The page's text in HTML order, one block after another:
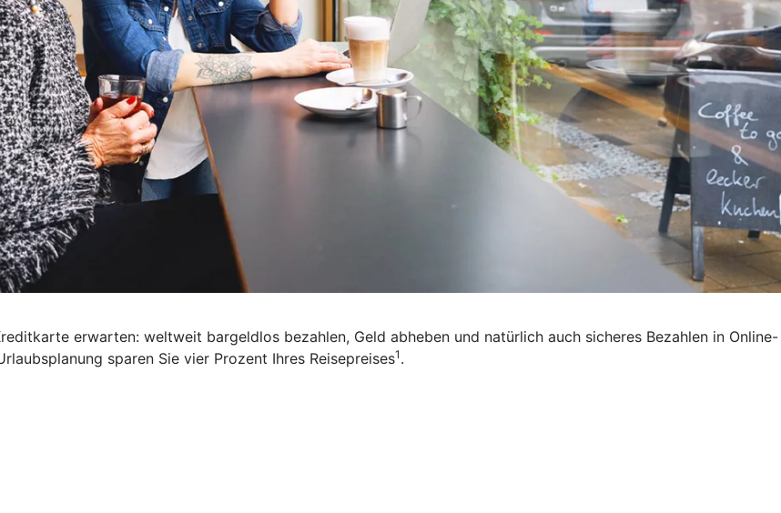
erwarten: weltweit bargeldlos bezahlen, Geld abheben und natürlich auch sicheres Bezahlen in Online-
sparen Sie vier Prozent Ihres Reisepreises1 .